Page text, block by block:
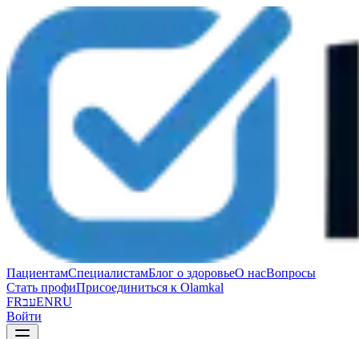
ПациентамСпециалистамБлог о здоровьеО насВопросы
Стать профиПрисоединиться к Olamkal
FRעבENRU
Войти